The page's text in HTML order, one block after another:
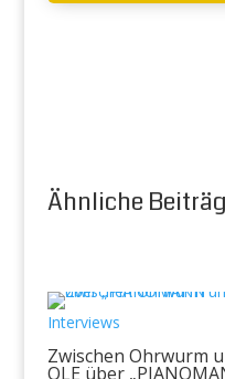
Ähnliche
Interviews
Zwischen Ohrwurm
OLE über